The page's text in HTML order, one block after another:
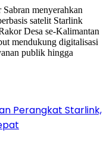
Perangkat Starlink,